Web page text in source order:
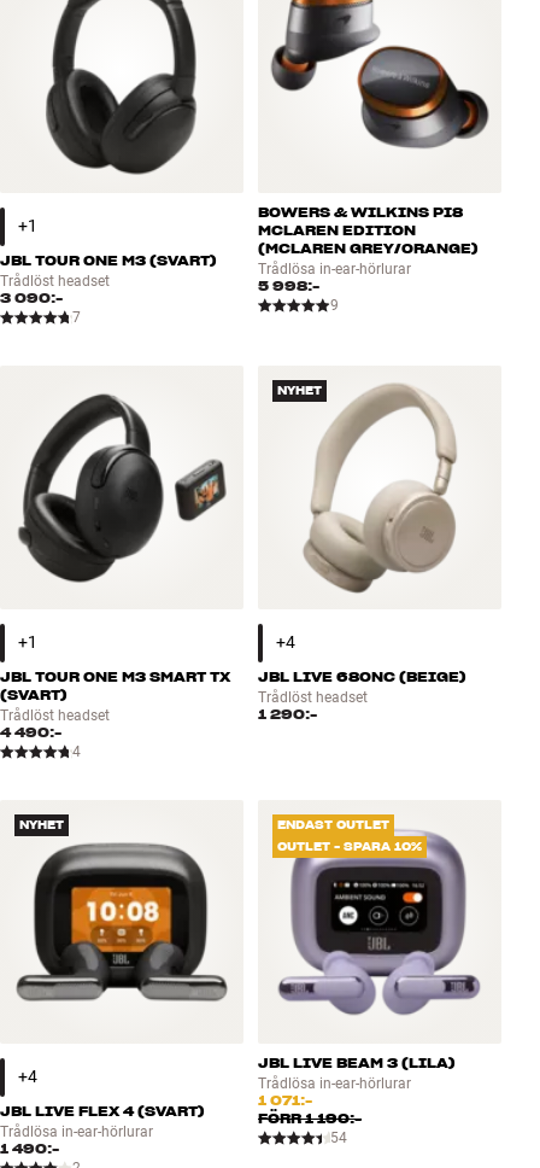
JBL TOUR ONE M3 (SVART)
Trådlöst headset
3 090:-
7
BOWERS & WILKINS PI8
MCLAREN EDITION
(MCLAREN GREY/ORANGE)
Trådlösa in-ear-hörlurar
5 998:-
9
JBL TOUR ONE M3 SMART TX
(SVART)
Trådlöst headset
4 490:-
4
NYHET
JBL LIVE 680NC (BEIGE)
Trådlöst headset
1 290:-
NYHET
JBL LIVE FLEX 4 (SVART)
Trådlösa in-ear-hörlurar
1 490:-
ENDAST OUTLET
OUTLET - SPARA 10%
JBL LIVE BEAM 3 (LILA)
Trådlösa in-ear-hörlurar
1 071:-
FÖRR1 190:-
54